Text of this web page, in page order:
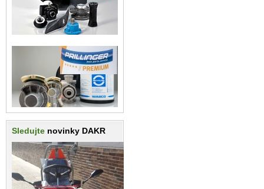
Sledujte novinky DAKR